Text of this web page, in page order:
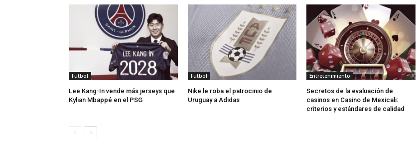
Futbol
Lee Kang-In vende más jerseys que
Kylian Mbappé en el PSG
Futbol
Nike le roba el patrocinio de
Uruguay a Adidas
Entretenimiento
Secretos de la evaluación de
casinos en Casino de Mexicali:
сriterios y estándares de calidad